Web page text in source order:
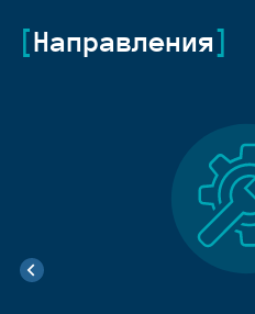
Направления